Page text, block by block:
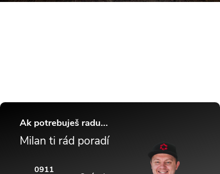
Ak potrebuješ radu...
Milan ti rád poradí
0911